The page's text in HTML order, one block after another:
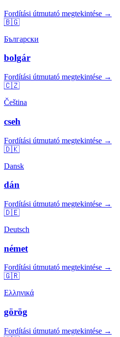
Fordítási útmutató megtekintése →
🇧🇬
Български
bolgár
Fordítási útmutató megtekintése →
🇨🇿
Čeština
cseh
Fordítási útmutató megtekintése →
🇩🇰
Dansk
dán
Fordítási útmutató megtekintése →
🇩🇪
Deutsch
német
Fordítási útmutató megtekintése →
🇬🇷
Ελληνικά
görög
Fordítási útmutató megtekintése →